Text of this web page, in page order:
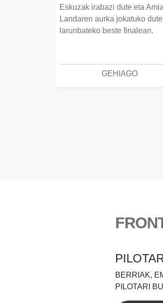
Eskuzak irabazi dute eta
Landaren aurka jokatuko dute
larunbateko beste finalean.
GEHIAGO
BERRIAK,
PILOTARI